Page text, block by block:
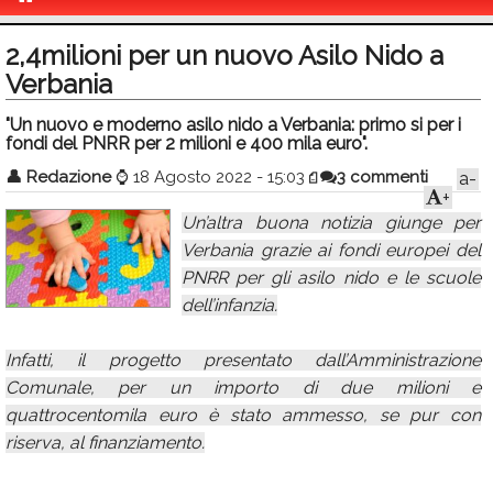
Politica
Sport
Info Utili
Rubriche
Calendario
2,4milioni per un nuovo Asilo Nido a
Verbania
"Un nuovo e moderno asilo nido a Verbania: primo si per i
fondi del PNRR per 2 milioni e 400 mila euro".
👤 Redazione ⌚ 18 Agosto 2022 - 15:03 3 commenti
a-
+
Un’altra buona notizia giunge per
Verbania grazie ai fondi europei del
PNRR per gli asilo nido e le scuole
dell’infanzia.
Infatti, il progetto presentato dall’Amministrazione
Comunale, per un importo di due milioni e
quattrocentomila euro è stato ammesso, se pur con
riserva, al finanziamento.